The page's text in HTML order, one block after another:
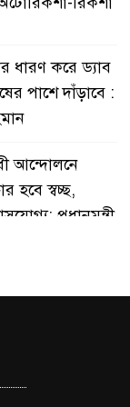
ধারণ করে ড্যাব
পাশে দাঁড়াবে :
আন্দোলনে
হবে স্বচ্ছ,
প্রধানমন্ত্রী
বলেই